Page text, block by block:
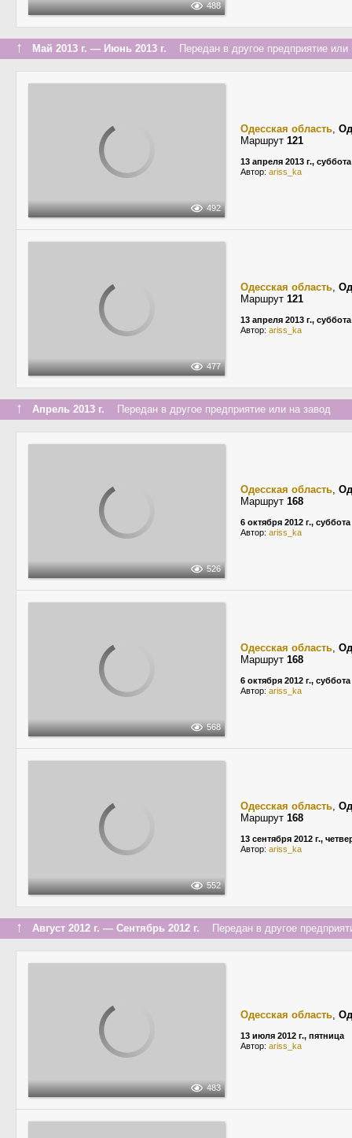
488
↑ Май 2013 г. — Июнь 2013 г. Передан в другое предприятие или
492
Одесская область,
Маршрут 121
13 апреля 2013 г., суббота
Автор: ariss_ka
477
Одесская область,
Маршрут 121
13 апреля 2013 г., суббота
Автор: ariss_ka
↑ Апрель 2013 г. Передан в другое предприятие или на завод
526
Одесская область,
Маршрут 168
6 октября 2012 г., суббота
Автор: ariss_ka
568
Одесская область,
Маршрут 168
6 октября 2012 г., суббота
Автор: ariss_ka
552
Одесская область,
Маршрут 168
13 сентября 2012 г.,
Автор: ariss_ka
↑ Август 2012 г. — Сентябрь 2012 г. Передан в другое
483
Одесская область,
13 июля 2012 г., пятница
Автор: ariss_ka